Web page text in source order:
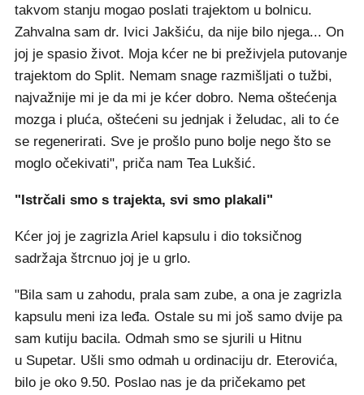
takvom stanju mogao poslati trajektom u bolnicu.
Zahvalna sam dr. Ivici Jakšiću, da nije bilo njega... On
joj je spasio život. Moja kćer ne bi preživjela putovanje
trajektom do Split. Nemam snage razmišljati o tužbi,
najvažnije mi je da mi je kćer dobro. Nema oštećenja
mozga i pluća, oštećeni su jednjak i želudac, ali to će
se regenerirati. Sve je prošlo puno bolje nego što se
moglo očekivati", priča nam Tea Lukšić.
"Istrčali smo s trajekta, svi smo plakali"
Kćer joj je zagrizla Ariel kapsulu i dio toksičnog
sadržaja štrcnuo joj je u grlo.
"Bila sam u zahodu, prala sam zube, a ona je zagrizla
kapsulu meni iza leđa. Ostale su mi još samo dvije pa
sam kutiju bacila. Odmah smo se sjurili u Hitnu
u Supetar. Ušli smo odmah u ordinaciju dr. Eterovića,
bilo je oko 9.50. Poslao nas je da pričekamo pet